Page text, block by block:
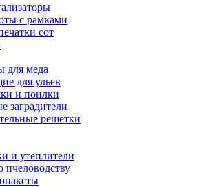
с рамками
сот
для меда
для ульев
и поилки
заградители
решетки
и утеплители
пчеловодству